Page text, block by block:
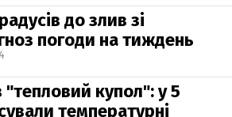
до злив зі
погоди на тиждень
"тепловий купол": у 5
температурні